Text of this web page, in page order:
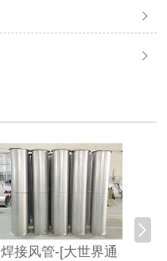
焊接风管-[大世界通